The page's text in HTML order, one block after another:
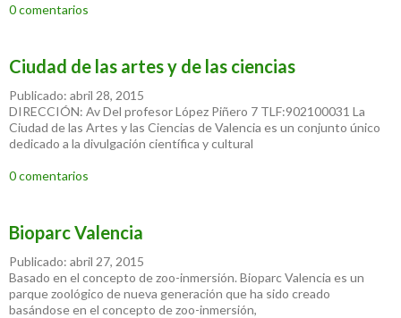
0 comentarios
Ciudad de las artes y de las ciencias
Publicado: abril 28, 2015
DIRECCIÓN: Av Del profesor López Piñero 7 TLF:902100031 La
Ciudad de las Artes y las Ciencias de Valencia es un conjunto único
dedicado a la divulgación científica y cultural
0 comentarios
Bioparc Valencia
Publicado: abril 27, 2015
Basado en el concepto de zoo-inmersión. Bioparc Valencia es un
parque zoológico de nueva generación que ha sido creado
basándose en el concepto de zoo-inmersión,